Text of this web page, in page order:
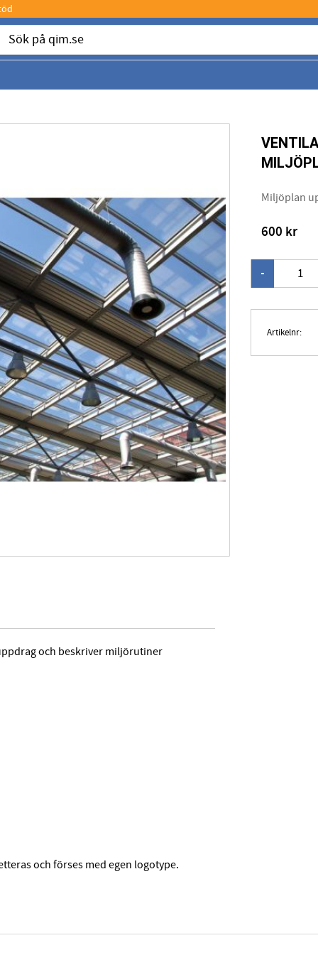
Miljöplan
600 kr
-
Artikelnr
och beskriver miljörutiner
och förses med egen logotype.